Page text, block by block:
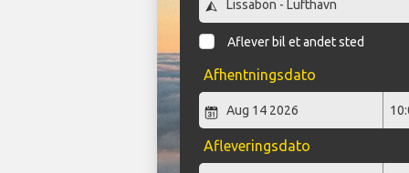
Aflever bil et andet sted
Afhentningsdato
Afleveringsdato